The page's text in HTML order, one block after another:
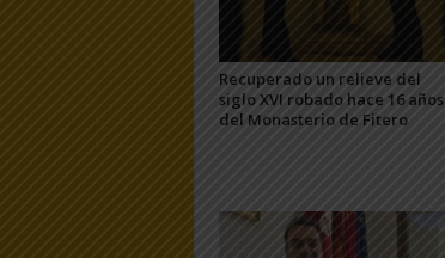
Recuperado un relieve del
siglo XVI robado hace 16 años
del Monasterio de Fitero